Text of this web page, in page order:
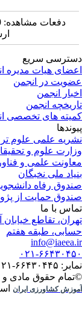
دفعات مشاهده: 12929 بار |
سریع
هیات مدیره
در انجمن
انجمن
انجمن
های تخصصی
علمی علوم
علوم و
علمی و
ملی نخبگان
رفاه
حمایت از
با ما
طبقه هفتم
۶۶۴۳۰۴۵۰
۰۲۱
تمام حقوق مادی و
کشاورزی ایران